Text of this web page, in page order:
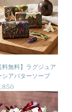
料無料】ラグジュア
シアバターソープ